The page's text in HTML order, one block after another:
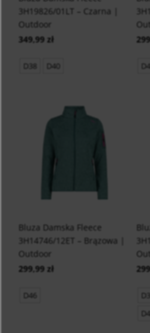
3H19826/01LT – Czarna |
Outdoor
349,99 zł
D38 D40
Bluza Damska Fleece
3H14746/12ET – Brązowa |
Outdoor
299,99 zł
D46